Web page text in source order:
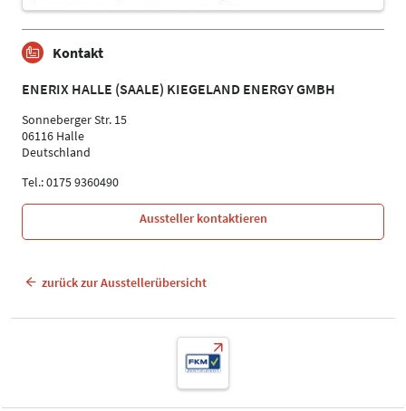
Kontakt
ENERIX HALLE (SAALE) KIEGELAND ENERGY GMBH
Sonneberger Str. 15
06116 Halle
Deutschland
Tel.: 0175 9360490
Aussteller kontaktieren
zurück zur Ausstellerübersicht